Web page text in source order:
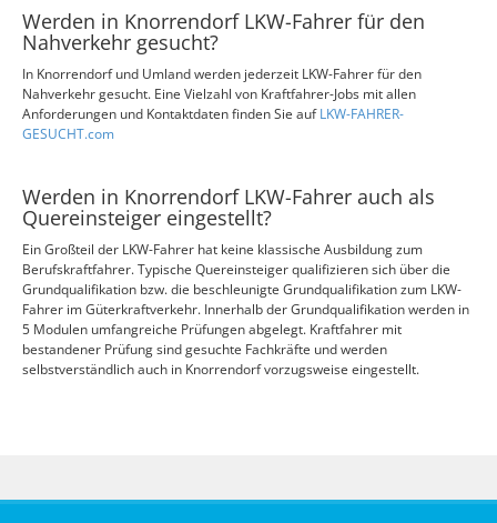
Werden in Knorrendorf LKW-Fahrer für den
Nahverkehr gesucht?
In Knorrendorf und Umland werden jederzeit LKW-Fahrer für den
Nahverkehr gesucht. Eine Vielzahl von Kraftfahrer-Jobs mit allen
Anforderungen und Kontaktdaten finden Sie aufLKW-FAHRER-
GESUCHT.com
Werden in Knorrendorf LKW-Fahrer auch als
Quereinsteiger eingestellt?
Ein Großteil der LKW-Fahrer hat keine klassische Ausbildung zum
Berufskraftfahrer. Typische Quereinsteiger qualifizieren sich über die
Grundqualifikation bzw. die beschleunigte Grundqualifikation zum LKW-
Fahrer im Güterkraftverkehr. Innerhalb der Grundqualifikation werden in
5 Modulen umfangreiche Prüfungen abgelegt. Kraftfahrer mit
bestandener Prüfung sind gesuchte Fachkräfte und werden
selbstverständlich auch in Knorrendorf vorzugsweise eingestellt.